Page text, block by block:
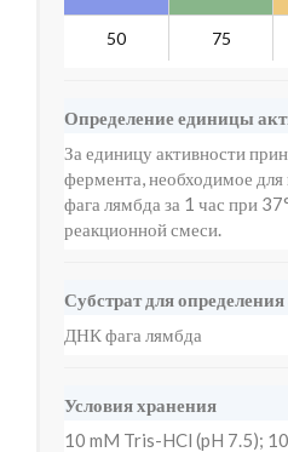
50 75
Определение единицы
За единицу активности
фермента, необходимое
фага лямбда за 1 час при
реакционной смеси.
Субстрат для
ДНК фага лямбда
Условия хранения
10 mM Tris-HCl (pH 7.5);